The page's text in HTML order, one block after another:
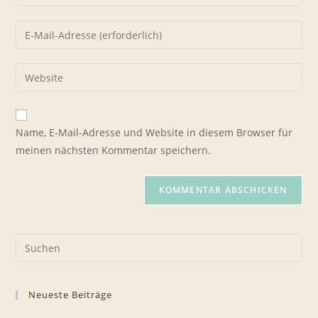
oder
zum
ein
Gib
Mail-
zum
Kommentieren
ein
Gib
Website-
URL
Name, E-Mail-Adresse und Website in diesem Browser für
meinen nächsten Kommentar speichern.
Neueste Beiträge